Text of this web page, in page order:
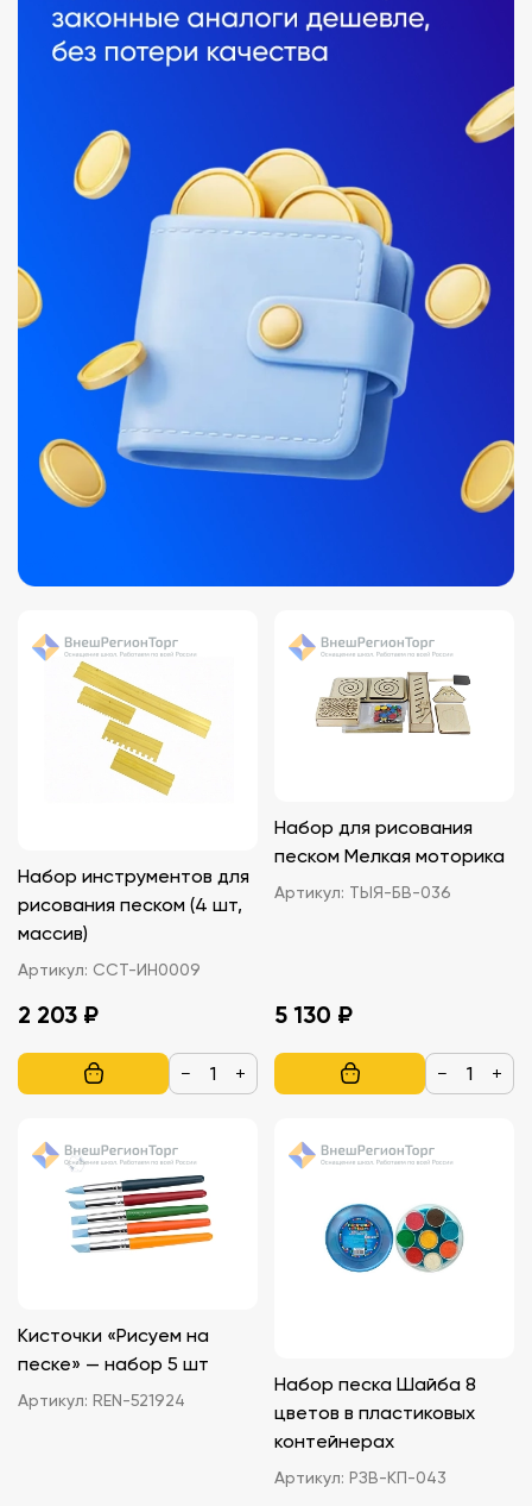
Набор инструментов для
рисования песком (4 шт,
массив)
Артикул: ССТ-ИН0009
2 203 ₽
− +
Набор для рисования
песком Мелкая моторика
Артикул: ТЫЯ-БВ-036
5 130 ₽
− +
Кисточки «Рисуем на
песке» — набор 5 шт
Артикул: REN-521924
Набор песка Шайба 8
цветов в пластиковых
контейнерах
Артикул: РЗВ-КП-043